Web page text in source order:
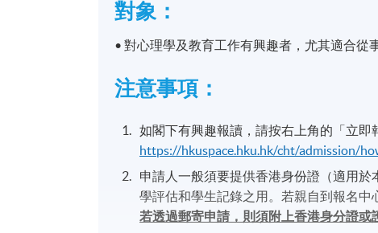
對象：
• 對心理學及教育工作有興趣者，尤其適合從
注意事項：
如閣下有興趣報讀，請按右上角的「立即
https://hkuspace.hku.hk/cht/admission/
申請人一般須要提供香港身份證（適用
學評估和學生記錄之用。若親自到報名中
若透過郵寄申請，則須附上香港身分證或